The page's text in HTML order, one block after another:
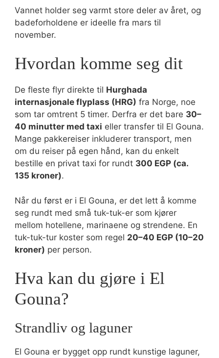
Vannet holder seg varmt store deler av året, og
badeforholdene er ideelle fra mars til
november.
Hvordan komme seg dit
De fleste flyr direkte til Hurghada
internasjonale flyplass (HRG) fra Norge, noe
som tar omtrent 5 timer. Derfra er det bare 30–
40 minutter med taxi eller transfer til El Gouna.
Mange pakkereiser inkluderer transport, men
om du reiser på egen hånd, kan du enkelt
bestille en privat taxi for rundt 300 EGP (ca.
135 kroner).
Når du først er i El Gouna, er det lett å komme
seg rundt med små tuk-tuk-er som kjører
mellom hotellene, marinaene og strendene. En
tuk-tuk-tur koster som regel 20–40 EGP (10–20
kroner) per person.
Hva kan du gjøre i El
Gouna?
Strandliv og laguner
El Gouna er bygget opp rundt kunstige laguner,